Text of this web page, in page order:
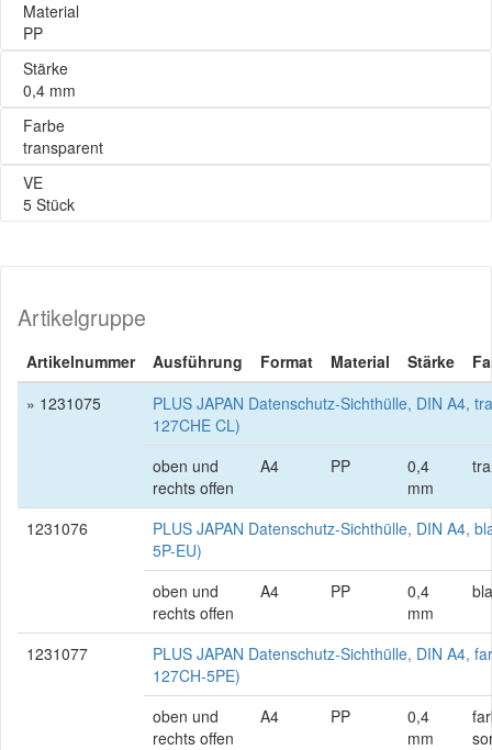
Material
PP
Stärke
0,4 mm
Farbe
transparent
VE
5 Stück
Artikelgruppe
Artikelnummer Ausführung Format Material Stärke
» 1231075
PLUS JAPAN Datenschutz-Sichthülle, DIN A4,
127CHE CL)
oben und
rechts offen
A4 PP
0,4
mm
1231076
PLUS JAPAN Datenschutz-Sichthülle, DIN A4,
5P-EU)
oben und
rechts offen
A4 PP
0,4
mm
1231077
PLUS JAPAN Datenschutz-Sichthülle, DIN A4,
127CH-5PE)
oben und
rechts offen
A4 PP
0,4
mm